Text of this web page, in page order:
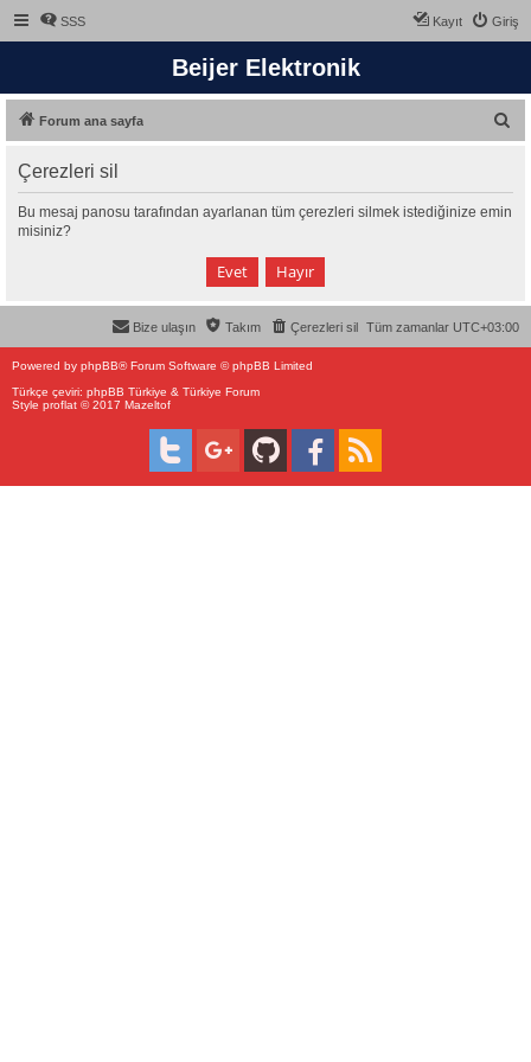
SSS Giriş
Kayıt
Beijer Elektronik
Forum ana sayfa
Çerezleri sil
Bu mesaj panosu tarafından ayarlanan tüm çerezleri silmek istediğinize emin
misiniz?
Tüm zamanlar UTC+03:00
Çerezleri sil
Takım
Bize ulaşın
Powered by phpBB® Forum Software © phpBB Limited
Türkçe çeviri: phpBB Türkiye & Türkiye Forum
Style proflat © 2017 Mazeltof